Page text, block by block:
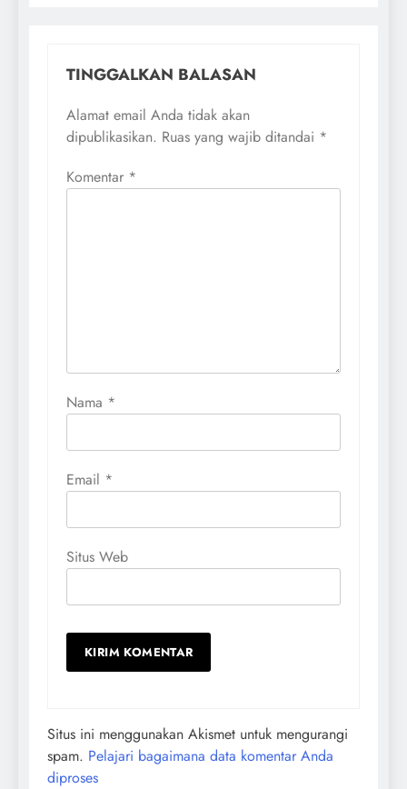
TINGGALKAN BALASAN
Alamat email Anda tidak akan
dipublikasikan. Ruas yang wajib ditandai *
Komentar *
Nama *
Email *
Situs Web
Situs ini menggunakan Akismet untuk mengurangi
spam. Pelajari bagaimana data komentar Anda
diproses